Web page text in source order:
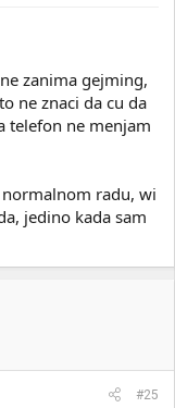
zanima gejming,
ne znaci da cu da
telefon ne menjam
radu, wi
jedino kada sam
#25